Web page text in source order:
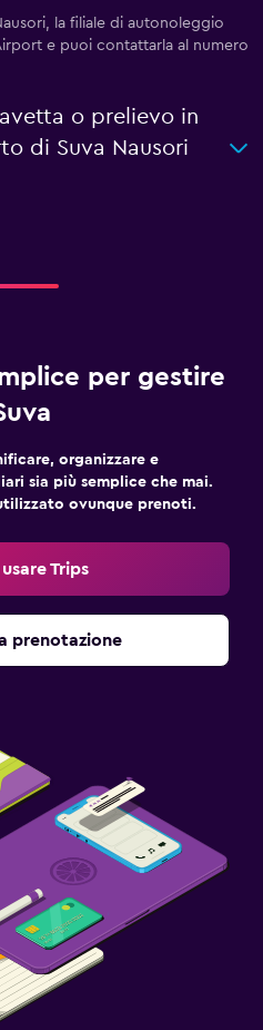
la filiale di autonoleggio
e puoi contattarla al numero
o prelievo in
di Suva Nausori
per gestire
organizzare e
sia più semplice che mai.
ovunque prenoti.
Trips
prenotazione